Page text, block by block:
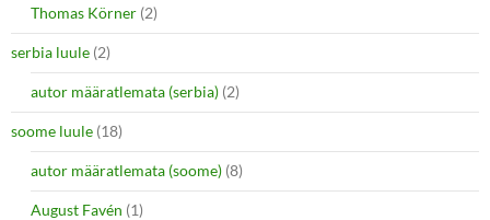
Thomas Körner (2)
serbia luule (2)
autor määratlemata (serbia) (2)
soome luule (18)
autor määratlemata (soome) (8)
August Favén (1)